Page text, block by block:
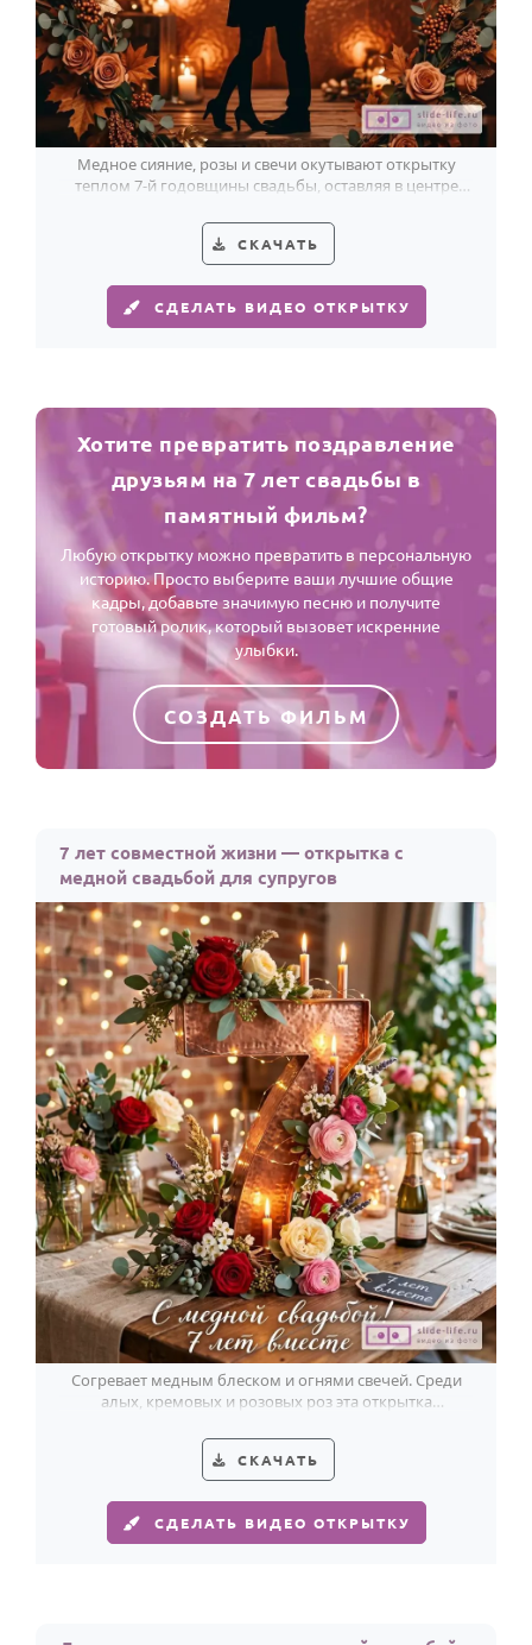
Медное сияние, розы и свечи окутывают открытку
теплом 7-й годовщины свадьбы, оставляя в центре
СКАЧАТЬ
СДЕЛАТЬ ВИДЕО ОТКРЫТКУ
Хотите превратить поздравление
друзьям на 7 лет свадьбы в
памятный фильм?
Любую открытку можно превратить в персональную
историю. Просто выберите ваши лучшие общие
кадры, добавьте значимую песню и получите
готовый ролик, который вызовет искренние
улыбки.
СОЗДАТЬ ФИЛЬМ
7 лет совместной жизни — открытка с
медной свадьбой для супругов
Согревает медным блеском и огнями свечей. Среди
алых, кремовых и розовых роз эта открытка
СКАЧАТЬ
СДЕЛАТЬ ВИДЕО ОТКРЫТКУ